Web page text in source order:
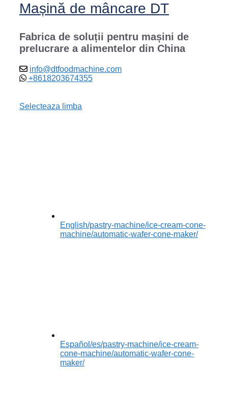
Mașină de mâncare DT
Fabrica de soluții pentru mașini de
prelucrare a alimentelor din China
info@dtfoodmachine.com
+8618203674355
Selecteaza limba
English/pastry-machine/ice-cream-cone-
machine/automatic-wafer-cone-maker/
Español /es/pastry-machine/ice-cream-
cone-machine/automatic-wafer-cone-
maker/